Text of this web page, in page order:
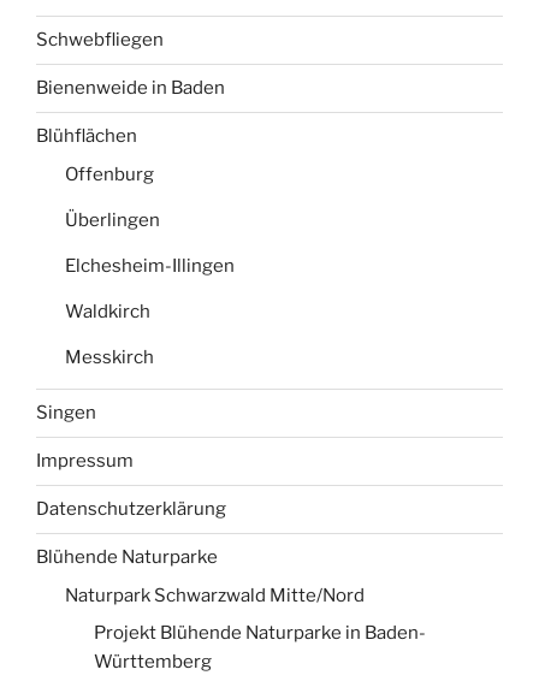
Schwebfliegen
Bienenweide in Baden
Blühflächen
Offenburg
Überlingen
Elchesheim-Illingen
Waldkirch
Messkirch
Singen
Impressum
Datenschutzerklärung
Blühende Naturparke
Naturpark Schwarzwald Mitte/Nord
Projekt Blühende Naturparke in Baden-
Württemberg